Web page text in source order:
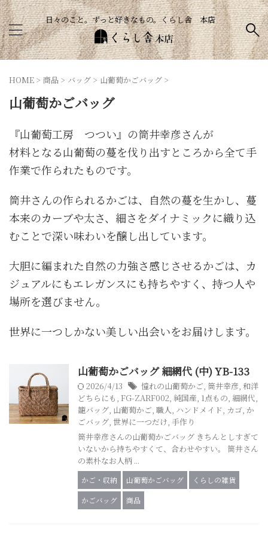
日々のこと。ずっと好きなもの。くらし舎 本店
HOME > 商品 > バッグ > 山葡萄かごバッグ >
山葡萄かごバッグ
『山葡萄工房 つつい』の筒井幸彦さんが
材料となる山葡萄の蔓を伐り出すところから全て手
作業で作られたものです。
筒井さんの作られるかごは、自然の蔓を生かし、蔓
本来のカーブや太さ、細さをダイナミックに織り込
むことで深い味わいを醸し出しています。
大胆に編まれた自然の力強さ感じさせるかごは、カ
ジュアルにもエレガンスにも持ちやすく、持つ人や
場所を選びません。
世界に一つしかない美しい出会いをお届けします。
山葡萄かごバッグ 細網代 (中) YB-133
2026/4/13 憧れの山葡萄かご, 筒井幸彦, 和洋
どちらにも , FG-ZARF002, 純国産, 1点もの, 細網代,
籠バッグ, 山葡萄かご, 職人, ハンドメイド, カゴ, か
ごバッグ, 世界に一つだけ, 手作り
筒井幸彦さんの山葡萄かごバッグ きちんとしすぎて
いないから持ちやすくて、合わせやすい。 筒井さん
の素朴なお人柄 ...
かご・収納 山葡萄かごバッグ
くらしの雑貨
かごバッグ
商品